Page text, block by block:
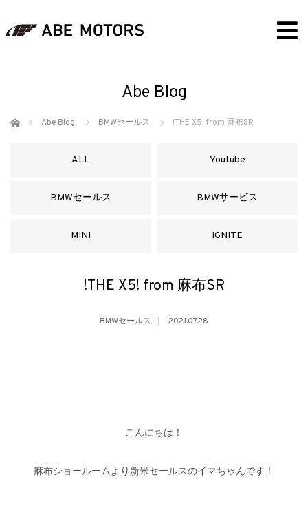
Abe Blog
ホーム Abe Blog BMWセールス !THE X5! from 麻布SR
ALL Youtube
BMWセールス BMWサービス
MINI IGNITE
!THE X5! from 麻布SR
BMWセールス 2021.07.28
こんにちは！
麻布ショールームより新米セールスのイマちゃんです！